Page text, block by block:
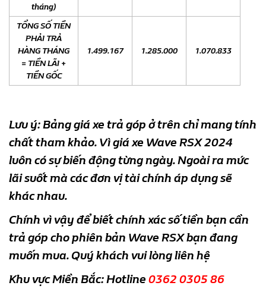
tháng)
TỔNG SỐ TIỀN
PHẢI TRẢ
HÀNG THÁNG
= TIỀN LÃI +
TIỀN GỐC
1.499.167 1.285.000 1.070.833
Lưu ý: Bảng giá xe trả góp ở trên chỉ mang tính
chất tham khảo. Vì giá xe Wave RSX 2024
luôn có sự biến động từng ngày. Ngoài ra mức
lãi suốt mà các đơn vị tài chính áp dụng sẽ
khác nhau.
Chính vì vậy để biết chính xác số tiền bạn cần
trả góp cho phiên bản Wave RSX bạn đang
muốn mua. Quý khách vui lòng liên hệ
Khu vực Miền Bắc: Hotline 0362 0305 86